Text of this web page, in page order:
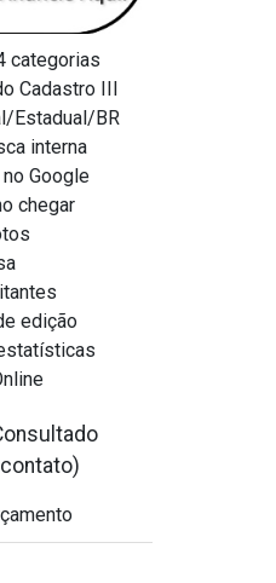
categorias
Cadastro III
Estadual/BR
interna
Google
chegar
edição